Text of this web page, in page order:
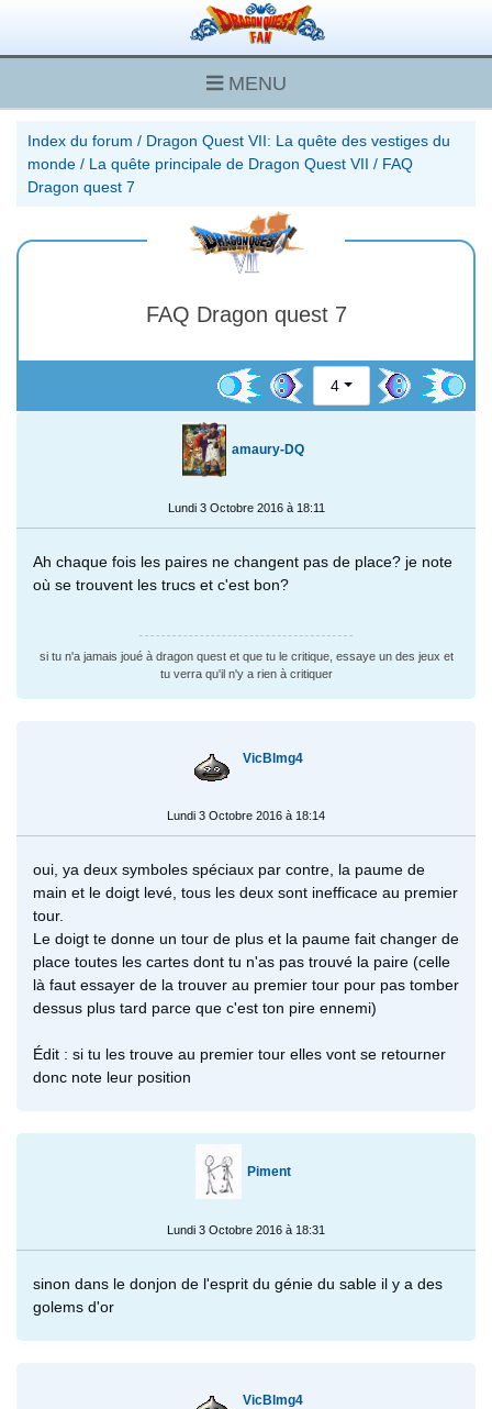
MENU
Index du forum / Dragon Quest VII: La quête des vestiges du
monde / La quête principale de Dragon Quest VII / FAQ
Dragon quest 7
FAQ Dragon quest 7
4
amaury-DQ
Lundi 3 Octobre 2016 à 18:11
Ah chaque fois les paires ne changent pas de place? je note
où se trouvent les trucs et c'est bon?
si tu n'a jamais joué à dragon quest et que tu le critique, essaye un des jeux et
tu verra qu'il n'y a rien à critiquer
VicBlmg4
Lundi 3 Octobre 2016 à 18:14
oui, ya deux symboles spéciaux par contre, la paume de
main et le doigt levé, tous les deux sont inefficace au premier
tour.
Le doigt te donne un tour de plus et la paume fait changer de
place toutes les cartes dont tu n'as pas trouvé la paire (celle
là faut essayer de la trouver au premier tour pour pas tomber
dessus plus tard parce que c'est ton pire ennemi)
Édit : si tu les trouve au premier tour elles vont se retourner
donc note leur position
Piment
Lundi 3 Octobre 2016 à 18:31
sinon dans le donjon de l'esprit du génie du sable il y a des
golems d'or
VicBlmg4